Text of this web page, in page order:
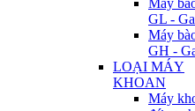
Máy
GL -
Máy
GH -
LOẠI MÁY
KHOAN
Máy